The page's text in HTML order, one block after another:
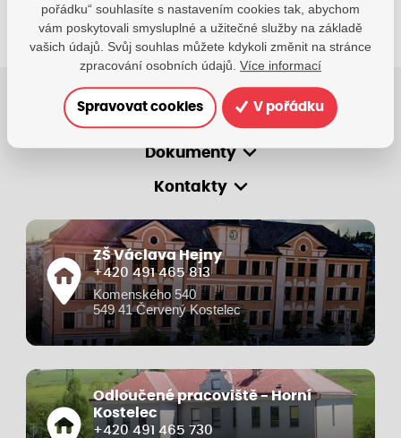
O škole
Dokumenty
Kontakty
ZŠ Václava Hejny
+420 491 465 813
Komenského 540
549 41 Červený Kostelec
Odloučené pracoviště - Horní
Kostelec
+420 491 465 730
pořádku“ souhlasíte s nastavením cookies tak, abychom
vám poskytovali smysluplné a užitečné služby na základě
vašich údajů. Svůj souhlas můžete kdykoli změnit na stránce
zpracování osobních údajů. Více informací
Spravovat cookies V pořádku